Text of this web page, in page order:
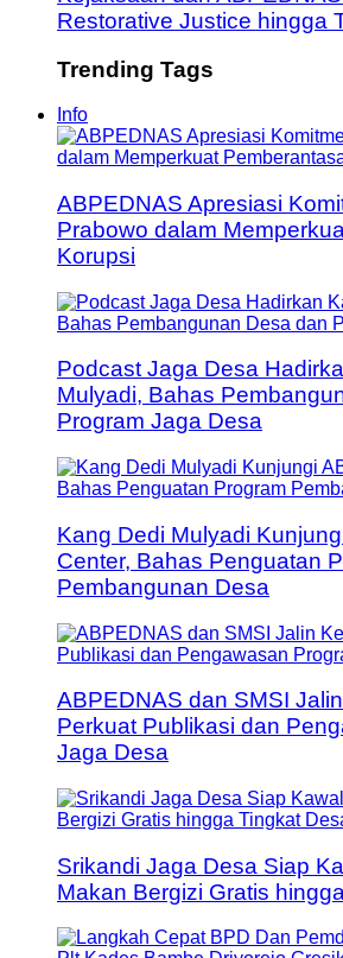
Restorative Justice hingga
Trending Tags
Info
ABPEDNAS Apresiasi
Prabowo dalam
Korupsi
Podcast Jaga Desa
Mulyadi, Bahas
Program Jaga Desa
Kang Dedi Mulyadi
Center, Bahas Penguatan
Pembangunan Desa
ABPEDNAS dan SMSI
Perkuat Publikasi dan
Jaga Desa
Srikandi Jaga Desa Siap
Makan Bergizi Gratis